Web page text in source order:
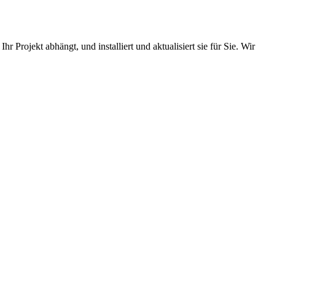
Projekt abhängt, und installiert und aktualisiert sie für Sie. Wir